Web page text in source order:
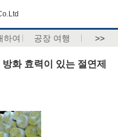
하여 공장 여행 >>
화 효력이 있는 절연제